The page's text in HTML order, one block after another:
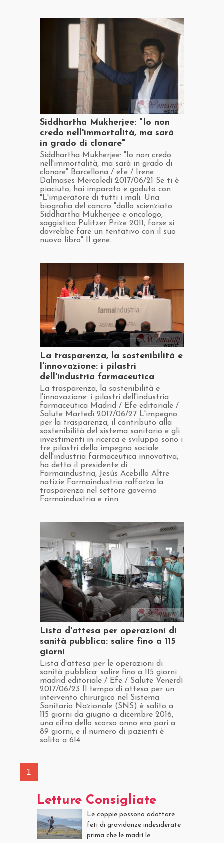
​Siddhartha Mukherjee: "Io non
credo nell'immortalità, ma sarà
in grado di clonare"
​Siddhartha Mukherjee: "Io non credo
nell'immortalità, ma sarà in grado di
clonare" Barcellona / efe / Irene
Dalmases Mercoledì 2017/06/21 Se ti è
piaciuto, hai imparato e goduto con
"L'imperatore di tutti i mali. Una
biografia del cancro "dallo scienziato
Siddhartha Mukherjee e oncologo,
saggistica Pulitzer Prize 2011, forse si
dovrebbe fare un tentativo con il suo
nuovo libro" Il gene.
​La trasparenza, la sostenibilità e
l'innovazione: i pilastri
dell'industria farmaceutica
​La trasparenza, la sostenibilità e
l'innovazione: i pilastri dell'industria
farmaceutica Madrid / Efe editoriale /
Salute Martedì 2017/06/27 L'impegno
per la trasparenza, il contributo alla
sostenibilità del sistema sanitario e gli
investimenti in ricerca e sviluppo sono i
tre pilastri della impegno sociale
dell'industria farmaceutica innovativa,
ha detto il presidente di
Farmaindustria, Jesús Acebillo Altre
notizie Farmaindustria rafforza la
trasparenza nel settore governo
Farmaindustria e rinn
​Lista d'attesa per operazioni di
sanità pubblica: salire fino a 115
giorni
​Lista d'attesa per le operazioni di
sanità pubblica: salire fino a 115 giorni
madrid editoriale / Efe / Salute Venerdì
2017/06/23 Il tempo di attesa per un
intervento chirurgico nel Sistema
Sanitario Nazionale (SNS) è salito a
115 giorni da giugno a dicembre 2016,
una cifra dello scorso anno era pari a
89 giorni, e il numero di pazienti è
salito a 614.
1
Letture Consigliate
Le coppie possono adottare
feti di gravidanze indesiderate
prima che le madri le